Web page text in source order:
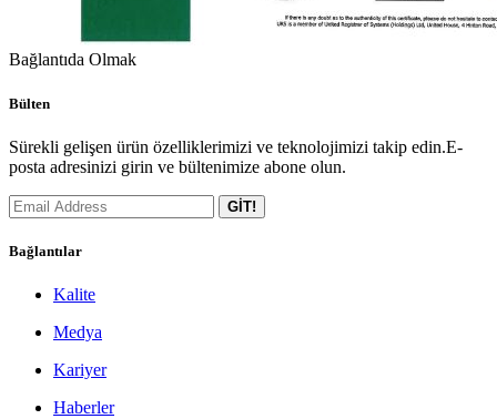
Bağlantıda Olmak
Bülten
Sürekli gelişen ürün özelliklerimizi ve teknolojimizi takip edin.E-
posta adresinizi girin ve bültenimize abone olun.
GİT!
Bağlantılar
Kalite
Medya
Kariyer
Haberler